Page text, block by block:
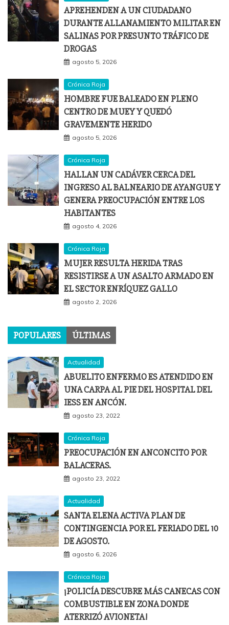
APREHENDEN A UN CIUDADANO
DURANTE ALLANAMIENTO MILITAR EN
SALINAS POR PRESUNTO TRÁFICO DE
DROGAS
agosto 5, 2026
Crónica Roja
HOMBRE FUE BALEADO EN PLENO
CENTRO DE MUEY Y QUEDÓ
GRAVEMENTE HERIDO
agosto 5, 2026
Crónica Roja
HALLAN UN CADÁVER CERCA DEL
INGRESO AL BALNEARIO DE AYANGUE Y
GENERA PREOCUPACIÓN ENTRE LOS
HABITANTES
agosto 4, 2026
Crónica Roja
MUJER RESULTA HERIDA TRAS
RESISTIRSE A UN ASALTO ARMADO EN
EL SECTOR ENRÍQUEZ GALLO
agosto 2, 2026
POPULARES ÚLTIMAS
Actualidad
ABUELITO ENFERMO ES ATENDIDO EN
UNA CARPA AL PIE DEL HOSPITAL DEL
IESS EN ANCÓN.
agosto 23, 2022
Crónica Roja
PREOCUPACIÓN EN ANCONCITO POR
BALACERAS.
agosto 23, 2022
Actualidad
SANTA ELENA ACTIVA PLAN DE
CONTINGENCIA POR EL FERIADO DEL 10
DE AGOSTO.
agosto 6, 2026
Crónica Roja
¡POLICÍA DESCUBRE MÁS CANECAS CON
COMBUSTIBLE EN ZONA DONDE
ATERRIZÓ AVIONETA!